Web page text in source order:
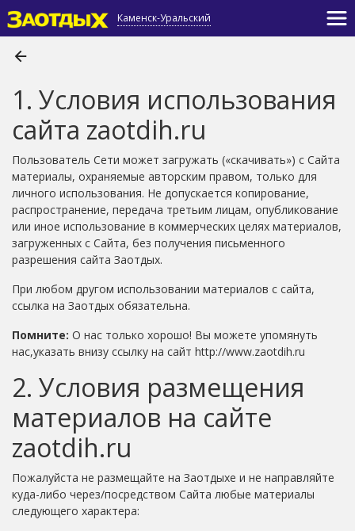
Каменск-Уральский
1. Условия использования
сайта zaotdih.ru
Пользователь Сети может загружать («скачивать») с Сайта
материалы, охраняемые авторским правом, только для
личного использования. Не допускается копирование,
распространение, передача третьим лицам, опубликование
или иное использование в коммерческих целях материалов,
загруженных с Сайта, без получения письменного
разрешения сайта Заотдых.
При любом другом использовании материалов с сайта,
ссылка на Заотдых обязательна.
Помните: О нас только хорошо! Вы можете упомянуть
нас,указать внизу cсылку на сайт http://www.zaotdih.ru
2. Условия размещения
материалов на сайте
zaotdih.ru
Пожалуйста не размещайте на Заотдыхе и не направляйте
куда-либо через/посредством Сайта любые материалы
следующего характера: